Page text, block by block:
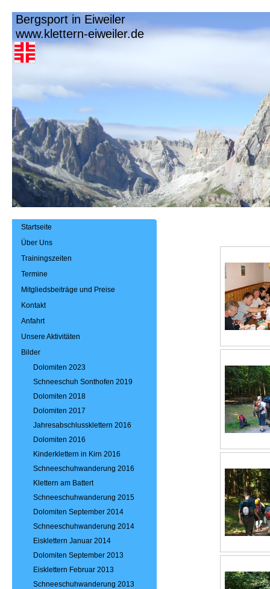
Bergsport in Eiweiler
www.klettern-eiweiler.de
Startseite
Über Uns
Trainingszeiten
Termine
Mitgliedsbeiträge und Preise
Kontakt
Anfahrt
Unsere Aktivitäten
Bilder
Dolomiten 2023
Schneeschuh Sonthofen 2019
Dolomiten 2018
Dolomiten 2017
Jahresabschlussklettern 2016
Dolomiten 2016
Kinderklettern in Kirn 2016
Schneeschuhwanderung 2016
Klettern am Battert
Schneeschuhwanderung 2015
Dolomiten September 2014
Schneeschuhwanderung 2014
Eisklettern Januar 2014
Dolomiten September 2013
Eisklettern Februar 2013
Schneeschuhwanderung 2013